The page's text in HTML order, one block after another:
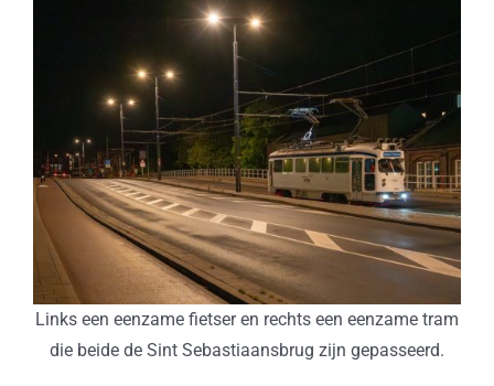
Links een eenzame fietser en rechts een eenzame tram
die beide de Sint Sebastiaansbrug zijn gepasseerd.